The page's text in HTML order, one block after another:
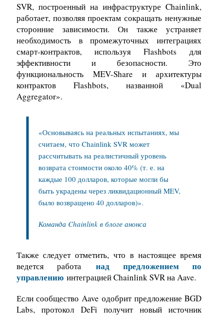
SVR, построенный на инфраструктуре Chainlink,
работает, позволяя проектам сокращать ненужные
сторонние зависимости. Он также устраняет
необходимость в промежуточных интеграциях
смарт-контрактов, используя Flashbots для
эффективности и безопасности. Это
функциональность MEV-Share и архитектуры
контрактов Flashbots, названной «Dual
Aggregator».
«Основываясь на реальных испытаниях, мы
считаем, что Chainlink SVR может
рассчитывать на реалистичный уровень
возврата стоимости около 40% (т. е. на
каждые 100 долларов, которые могли бы
быть украдены через ликвидационный MEV,
было возвращено 40 долларов)».
Команда Chainlink в блоге анонса
Также следует отметить, что в настоящее время
ведется работа над предложением по
управлениюинтеграцией Chainlink SVR на Aave.
Если сообщество Aave одобрит предложение BGD
Labs, протокол DeFi получит новый источник